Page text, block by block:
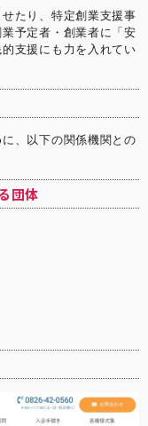
たり、特定創業支援事
予定者・創業者に「安
支援にも力を入れてい
、以下の関係機関との
団体